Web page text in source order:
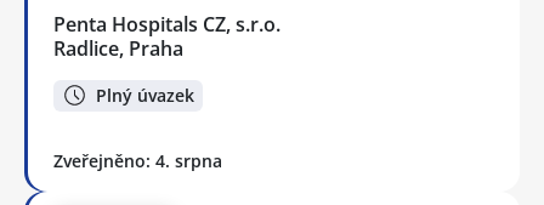
Penta Hospitals CZ, s.r.o.
Radlice, Praha
Plný úvazek
Zveřejněno: 4. srpna